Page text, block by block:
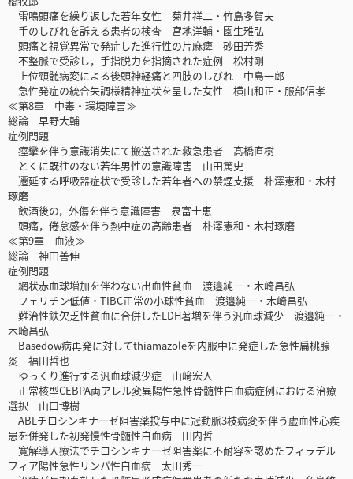
雷鳴頭痛を繰り返した若年女性 菊井祥二・竹島多賀夫
手のしびれを訴える患者の検査 宮地洋輔・園生雅弘
頭痛と視覚異常で発症した進行性の片麻痺 砂田芳秀
不整脈で受診し，手指脱力を指摘された症例 松村剛
上位頸髄病変による後頭神経痛と四肢のしびれ 中島一郎
急性発症の統合失調様精神症状を呈した女性 横山和正・服部信孝
≪第8章 中毒・環境障害≫
総論 早野大輔
症例問題
痙攣を伴う意識消失にて搬送された救急患者 髙橋直樹
とくに既往のない若年男性の意識障害 山田篤史
遷延する呼吸器症状で受診した若年者への禁煙支援 朴澤憲和・木村
琢磨
飲酒後の，外傷を伴う意識障害 泉富士恵
頭痛，倦怠感を伴う熱中症の高齢患者 朴澤憲和・木村琢磨
≪第9章 血液≫
総論 神田善伸
症例問題
網状赤血球増加を伴わない出血性貧血 渡邉純一・木崎昌弘
フェリチン低値・TIBC正常の小球性貧血 渡邉純一・木崎昌弘
難治性鉄欠乏性貧血に合併したLDH著増を伴う汎血球減少 渡邉純一・
木崎昌弘
Basedow病再発に対してthiamazoleを内服中に発症した急性扁桃腺
炎 福田哲也
ゆっくり進行する汎血球減少症 山﨑宏人
正常核型CEBPA両アレル変異陽性急性骨髄性白血病症例における治療
選択 山口博樹
ABLチロシンキナーゼ阻害薬投与中に冠動脈3枝病変を伴う虚血性心疾
患を併発した初発慢性骨髄性白血病 田内哲三
寛解導入療法でチロシンキナーゼ阻害薬に不耐容を認めたフィラデル
フィア陽性急性リンパ性白血病 太田秀一